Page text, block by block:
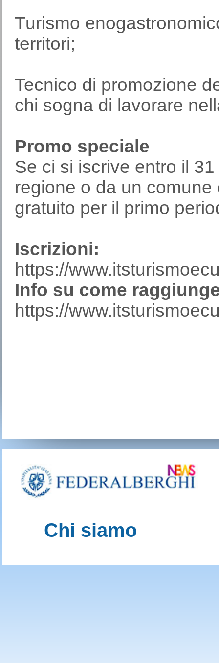
Turismo
Tecnico di promozione
chi sogna di lavorare
Promo speciale
Se ci si iscrive entro il
regione o da un comune
gratuito per il primo
Iscrizioni:
https://
Info su come
https://
-
Chi siamo
contenuti del sito